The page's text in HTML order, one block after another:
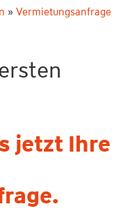
» Vermietungsanfrage
jetzt Ihre